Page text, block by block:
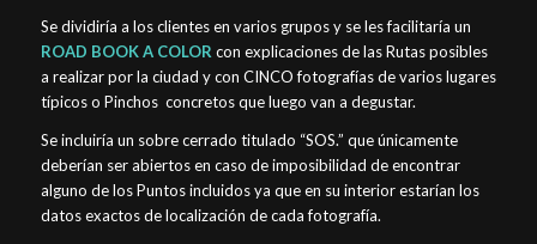
Se dividiría a los clientes en varios grupos y se les facilitaría un
ROAD BOOK A COLOR con explicaciones de las Rutas posibles
a realizar por la ciudad y con CINCO fotografías de varios lugares
típicos o Pinchos concretos que luego van a degustar.
Se incluiría un sobre cerrado titulado “SOS.” que únicamente
deberían ser abiertos en caso de imposibilidad de encontrar
alguno de los Puntos incluidos ya que en su interior estarían los
datos exactos de localización de cada fotografía.